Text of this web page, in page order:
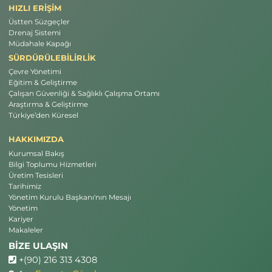
HIZLI ERİŞİM
Üstten Süzgeçler
Drenaj Sistemi
Müdahale Kapağı
SÜRDÜRÜLEBİLİRLİK
Çevre Yönetimi
Eğitim & Geliştirme
Çalışan Güvenliği & Sağlıklı Çalışma Ortamı
Araştırma & Geliştirme
Türkiye’den Küresel
HAKKIMIZDA
Kurumsal Bakış
Bilgi Toplumu Hizmetleri
Üretim Tesisleri
Tarihimiz
Yönetim Kurulu Başkanı'nın Mesajı
Yönetim
Kariyer
Makaleler
BİZE ULAŞIN
+(90) 216 313 4308